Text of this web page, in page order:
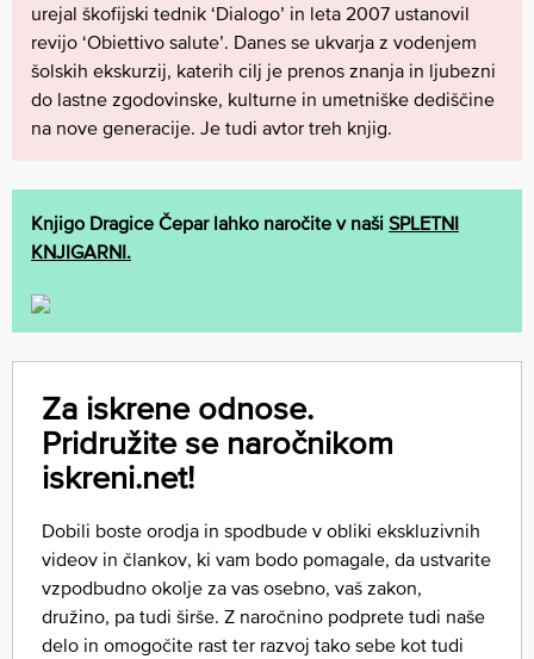
urejal škofijski tednik ‘Dialogo’ in leta 2007 ustanovil
revijo ‘Obiettivo salute’. Danes se ukvarja z vodenjem
šolskih ekskurzij, katerih cilj je prenos znanja in ljubezni
do lastne zgodovinske, kulturne in umetniške dediščine
na nove generacije. Je tudi avtor treh knjig.
Knjigo Dragice Čepar lahko naročite v naši SPLETNI
KNJIGARNI.
Za iskrene odnose.
Pridružite se naročnikom
iskreni.net!
Dobili boste orodja in spodbude v obliki ekskluzivnih
videov in člankov, ki vam bodo pomagale, da ustvarite
vzpodbudno okolje za vas osebno, vaš zakon,
družino, pa tudi širše. Z naročnino podprete tudi naše
delo in omogočite rast ter razvoj tako sebe kot tudi